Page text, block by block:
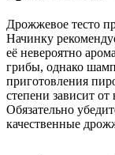
Дрожжевое тесто
Начинку
её невероятно
грибы, однако
приготовления
степени зависит
Обязательно
качественные